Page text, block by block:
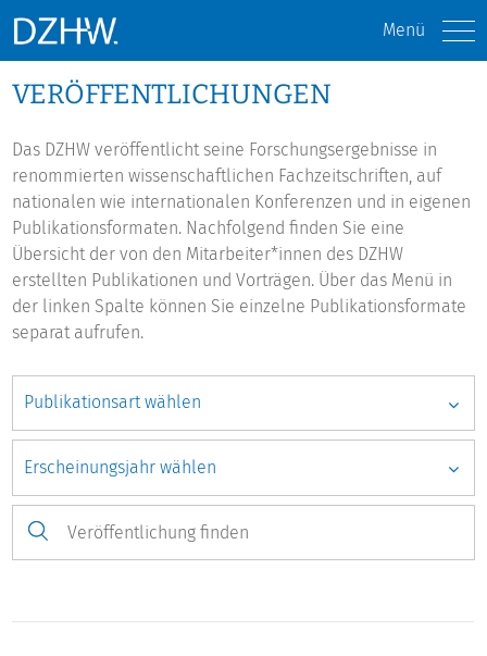
Menü
VERÖFFENTLICHUNGEN
Das DZHW veröffentlicht seine Forschungsergebnisse in
renommierten wissenschaftlichen Fachzeitschriften, auf
nationalen wie internationalen Konferenzen und in eigenen
Publikationsformaten. Nachfolgend finden Sie eine
Übersicht der von den Mitarbeiter*innen des DZHW
erstellten Publikationen und Vorträgen. Über das Menü in
der linken Spalte können Sie einzelne Publikationsformate
separat aufrufen.